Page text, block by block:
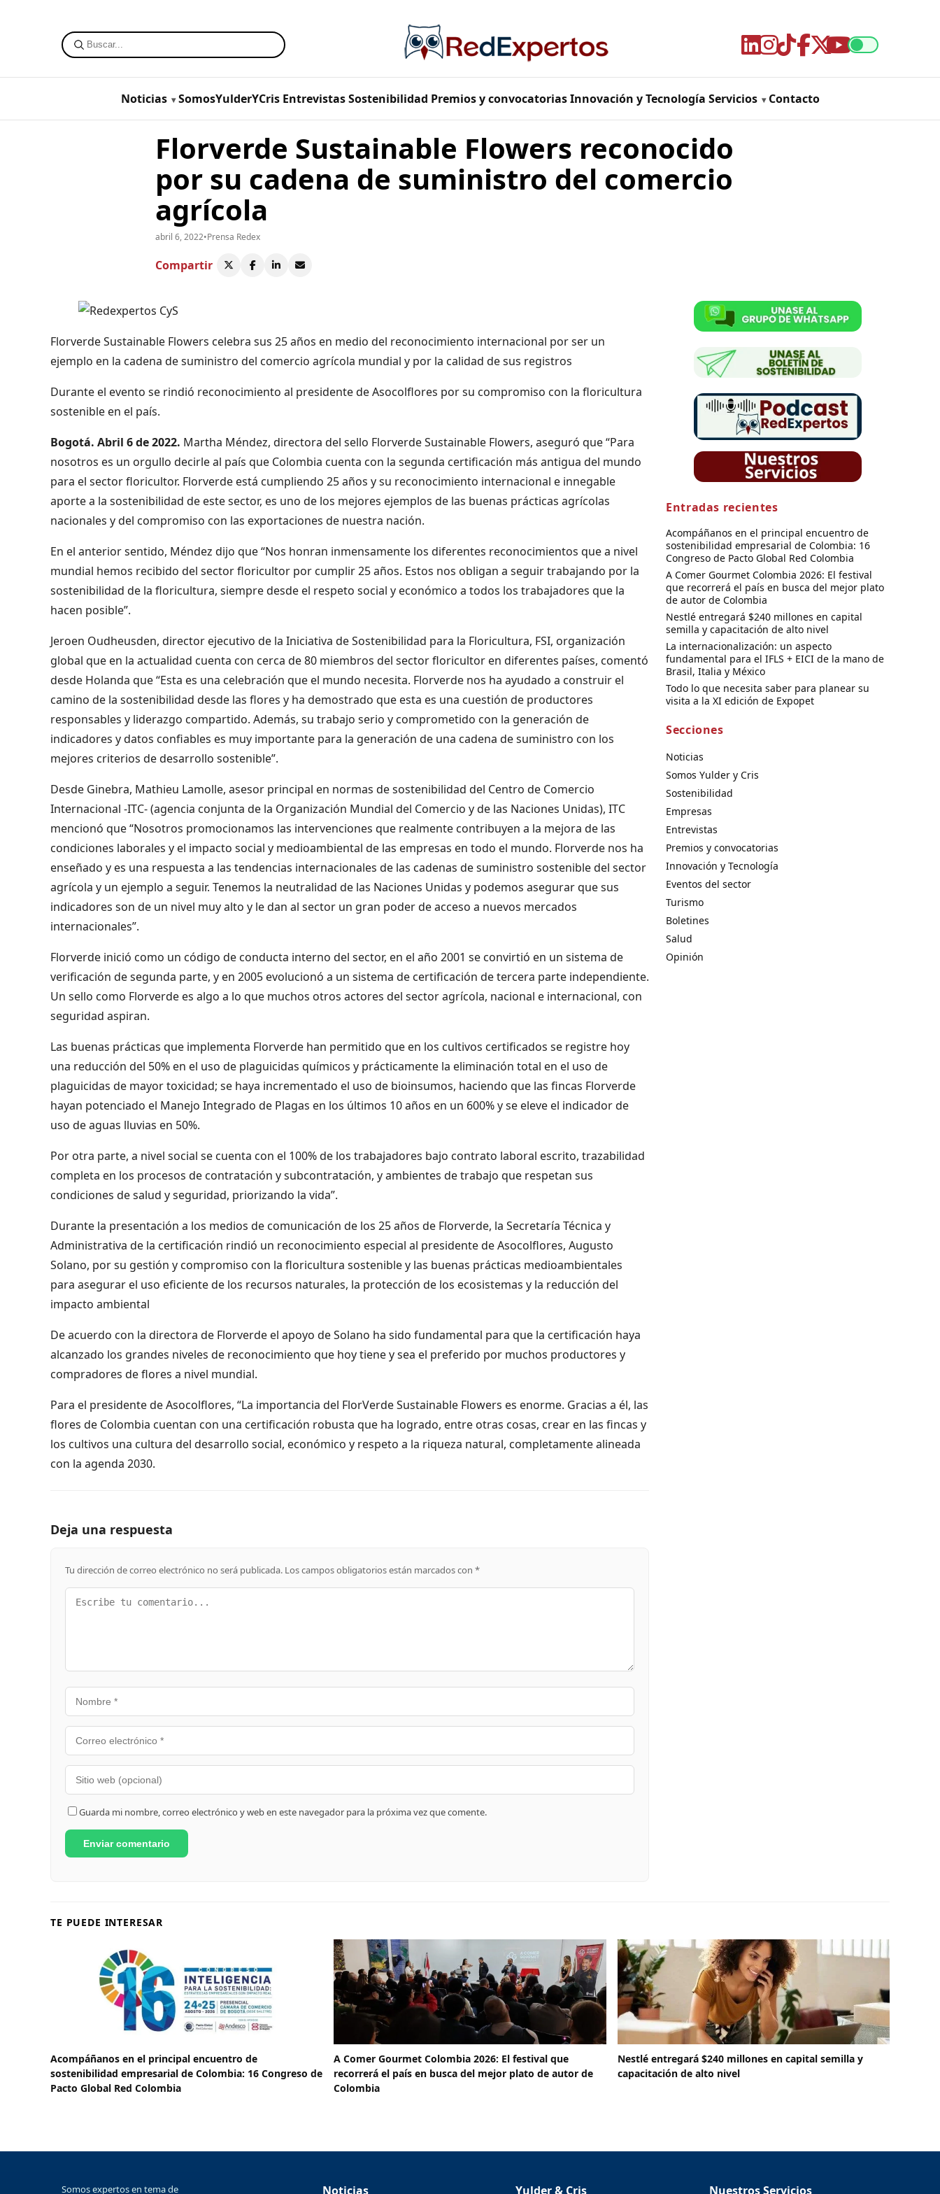
Noticias SomosYulderYCris Entrevistas Sostenibilidad Premios y convocatorias Innovación y Tecnología Servicios Contacto
Florverde Sustainable Flowers reconocido
por su cadena de suministro del comercio
agrícola
abril 6, 2022•Prensa Redex
Compartir
Florverde Sustainable Flowers celebra sus 25 años en medio del reconocimiento internacional por ser un
ejemplo en la cadena de suministro del comercio agrícola mundial y por la calidad de sus registros
Durante el evento se rindió reconocimiento al presidente de Asocolflores por su compromiso con la floricultura
sostenible en el país.
Bogotá. Abril 6 de 2022. Martha Méndez, directora del sello Florverde Sustainable Flowers, aseguró que “Para
nosotros es un orgullo decirle al país que Colombia cuenta con la segunda certificación más antigua del mundo
para el sector floricultor. Florverde está cumpliendo 25 años y su reconocimiento internacional e innegable
aporte a la sostenibilidad de este sector, es uno de los mejores ejemplos de las buenas prácticas agrícolas
nacionales y del compromiso con las exportaciones de nuestra nación.
En el anterior sentido, Méndez dijo que “Nos honran inmensamente los diferentes reconocimientos que a nivel
mundial hemos recibido del sector floricultor por cumplir 25 años. Estos nos obligan a seguir trabajando por la
sostenibilidad de la floricultura, siempre desde el respeto social y económico a todos los trabajadores que la
hacen posible”.
Jeroen Oudheusden, director ejecutivo de la Iniciativa de Sostenibilidad para la Floricultura, FSI, organización
global que en la actualidad cuenta con cerca de 80 miembros del sector floricultor en diferentes países, comentó
desde Holanda que “Esta es una celebración que el mundo necesita. Florverde nos ha ayudado a construir el
camino de la sostenibilidad desde las flores y ha demostrado que esta es una cuestión de productores
responsables y liderazgo compartido. Además, su trabajo serio y comprometido con la generación de
indicadores y datos confiables es muy importante para la generación de una cadena de suministro con los
mejores criterios de desarrollo sostenible”.
Desde Ginebra, Mathieu Lamolle, asesor principal en normas de sostenibilidad del Centro de Comercio
Internacional -ITC- (agencia conjunta de la Organización Mundial del Comercio y de las Naciones Unidas), ITC
mencionó que “Nosotros promocionamos las intervenciones que realmente contribuyen a la mejora de las
condiciones laborales y el impacto social y medioambiental de las empresas en todo el mundo. Florverde nos ha
enseñado y es una respuesta a las tendencias internacionales de las cadenas de suministro sostenible del sector
agrícola y un ejemplo a seguir. Tenemos la neutralidad de las Naciones Unidas y podemos asegurar que sus
indicadores son de un nivel muy alto y le dan al sector un gran poder de acceso a nuevos mercados
internacionales”.
Florverde inició como un código de conducta interno del sector, en el año 2001 se convirtió en un sistema de
verificación de segunda parte, y en 2005 evolucionó a un sistema de certificación de tercera parte independiente.
Un sello como Florverde es algo a lo que muchos otros actores del sector agrícola, nacional e internacional, con
seguridad aspiran.
Las buenas prácticas que implementa Florverde han permitido que en los cultivos certificados se registre hoy
una reducción del 50% en el uso de plaguicidas químicos y prácticamente la eliminación total en el uso de
plaguicidas de mayor toxicidad; se haya incrementado el uso de bioinsumos, haciendo que las fincas Florverde
hayan potenciado el Manejo Integrado de Plagas en los últimos 10 años en un 600% y se eleve el indicador de
uso de aguas lluvias en 50%.
Por otra parte, a nivel social se cuenta con el 100% de los trabajadores bajo contrato laboral escrito, trazabilidad
completa en los procesos de contratación y subcontratación, y ambientes de trabajo que respetan sus
condiciones de salud y seguridad, priorizando la vida”.
Durante la presentación a los medios de comunicación de los 25 años de Florverde, la Secretaría Técnica y
Administrativa de la certificación rindió un reconocimiento especial al presidente de Asocolflores, Augusto
Solano, por su gestión y compromiso con la floricultura sostenible y las buenas prácticas medioambientales
para asegurar el uso eficiente de los recursos naturales, la protección de los ecosistemas y la reducción del
impacto ambiental
De acuerdo con la directora de Florverde el apoyo de Solano ha sido fundamental para que la certificación haya
alcanzado los grandes niveles de reconocimiento que hoy tiene y sea el preferido por muchos productores y
compradores de flores a nivel mundial.
Para el presidente de Asocolflores, “La importancia del FlorVerde Sustainable Flowers es enorme. Gracias a él, las
flores de Colombia cuentan con una certificación robusta que ha logrado, entre otras cosas, crear en las fincas y
los cultivos una cultura del desarrollo social, económico y respeto a la riqueza natural, completamente alineada
con la agenda 2030.
Deja una respuesta
Tu dirección de correo electrónico no será publicada. Los campos obligatorios están marcados con *
Guarda mi nombre, correo electrónico y web en este navegador para la próxima vez que comente.
Entradas recientes
Acompáñanos en el principal encuentro de
sostenibilidad empresarial de Colombia: 16
Congreso de Pacto Global Red Colombia
A Comer Gourmet Colombia 2026: El festival
que recorrerá el país en busca del mejor plato
de autor de Colombia
Nestlé entregará $240 millones en capital
semilla y capacitación de alto nivel
La internacionalización: un aspecto
fundamental para el IFLS + EICI de la mano de
Brasil, Italia y México
Todo lo que necesita saber para planear su
visita a la XI edición de Expopet
Secciones
Noticias
Somos Yulder y Cris
Sostenibilidad
Empresas
Entrevistas
Premios y convocatorias
Innovación y Tecnología
Eventos del sector
Turismo
Boletines
Salud
Opinión
TE PUEDE INTERESAR
Acompáñanos en el principal encuentro de
sostenibilidad empresarial de Colombia: 16 Congreso de
Pacto Global Red Colombia
A Comer Gourmet Colombia 2026: El festival que
recorrerá el país en busca del mejor plato de autor de
Colombia
Nestlé entregará $240 millones en capital semilla y
capacitación de alto nivel
Somos expertos en tema de Noticias Yulder & Cris Nuestros Servicios